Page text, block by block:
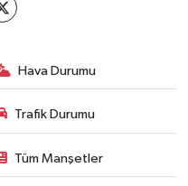
Hava Durumu
Trafik Durumu
Tüm Manşetler